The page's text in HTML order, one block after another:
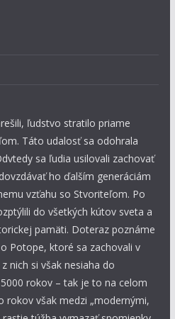
ľudstvo stratilo priame
Táto udalosť sa odohrala
sa ľudia usilovali zachovať
ho ďalším generáciám
vzťahu so Stvoriteľom. Po
do všetkých kútov sveta a
pamäti. Doteraz poznáme
Potope, ktoré sa zachovali v
nich si však nesiaha do
rokov – tak je to na celom
rokov však medzi „modernými,